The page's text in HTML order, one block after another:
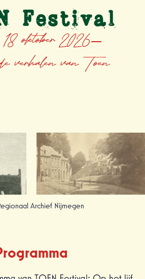
Festival
oktober 2026
verhalen van Toen
Archief Nijmegen